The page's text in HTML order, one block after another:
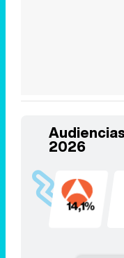
2026
14,1%